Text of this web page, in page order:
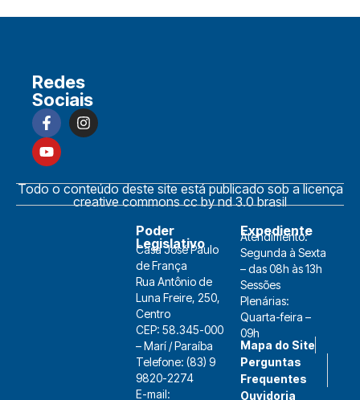
Redes
Sociais
Todo o conteúdo deste site está publicado sob a licença
creative commons cc by nd 3.0 brasil
Poder
Legislativo
Casa José Paulo
de França
Rua Antônio de
Luna Freire, 250,
Centro
CEP: 58.345-000
– Marí / Paraíba
Telefone: (83) 9
9820-2274
E-mail:
Expediente
Atendimento:
Segunda à Sexta
– das 08h às 13h
Sessões
Plenárias:
Quarta-feira –
09h
Mapa do Site
Perguntas
Frequentes
Ouvidoria